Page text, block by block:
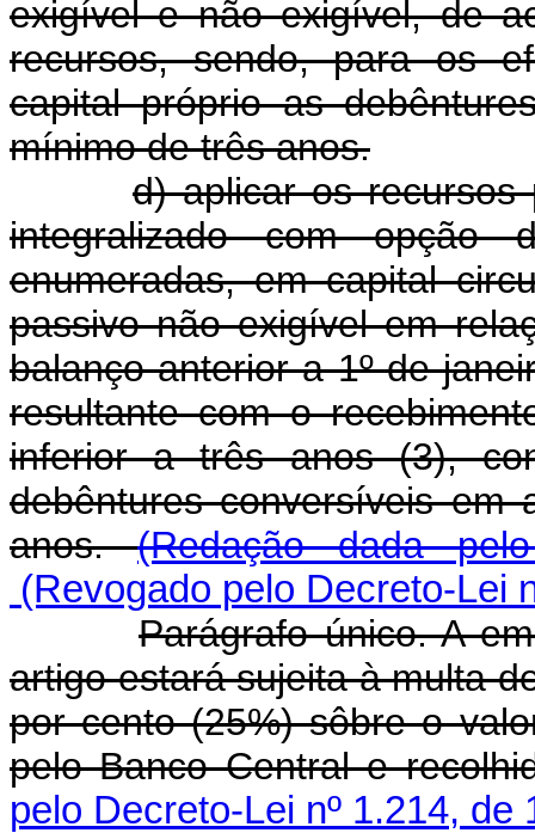
exigível e não exigível, de
recursos, sendo, para os
capital próprio as
mínimo de três anos.
d) aplicar os recursos
integralizado com opção
enumeradas, em capital
passivo não exigível em
balanço anterior a 1º de
resultante com o
inferior a três anos (3),
debêntures conversíveis
anos.(Redação dada
(Revogado pelo Decreto-Lei
Parágrafo único. A
artigo estará sujeita à multa
por cento (25%) sôbre o
pelo Banco Central e
pelo Decreto-Lei nº 1.214, de